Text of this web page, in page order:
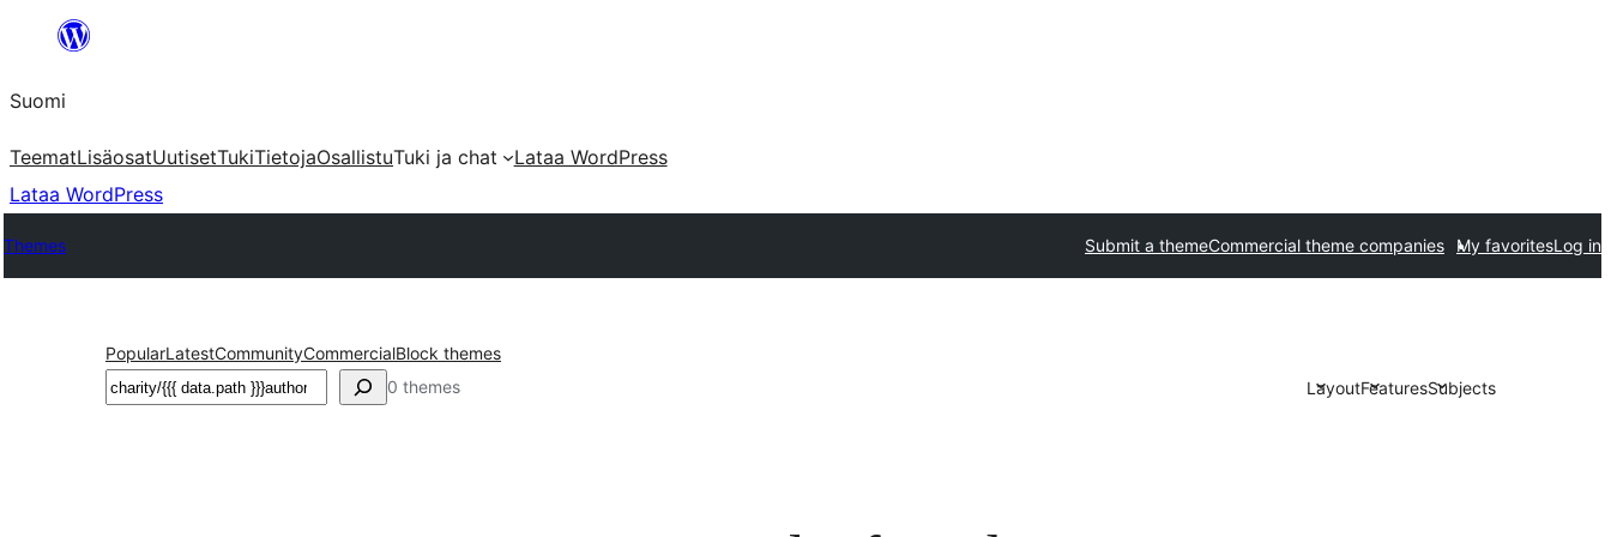
Suomi
TeematLisäosatUutisetTukiTietojaOsallistuTuki ja chat
Lataa WordPress
Lataa WordPress
Themes Submit a themeCommercial theme companies My favoritesLog in
PopularLatestCommunityCommercialBlock themes
Etsi 0 themes LayoutFeaturesSubjects